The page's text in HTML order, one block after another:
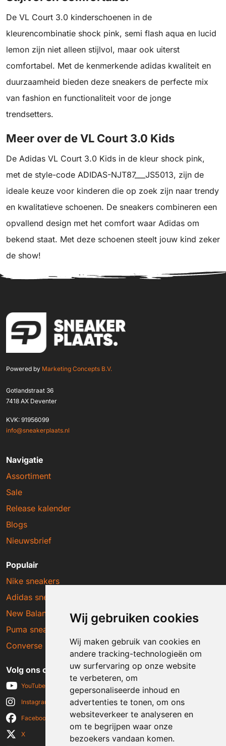
Wij gebruiken cookies
Wij maken gebruik van cookies en
andere tracking-technologieën om
uw surfervaring op onze website
te verbeteren, om
gepersonaliseerde inhoud en
advertenties te tonen, om ons
websiteverkeer te analyseren en
om te begrijpen waar onze
bezoekers vandaan komen.
De VL Court 3.0 kinderschoenen in de
kleurencombinatie shock pink, semi flash aqua en lucid
lemon zijn niet alleen stijlvol, maar ook uiterst
comfortabel. Met de kenmerkende adidas kwaliteit en
duurzaamheid bieden deze sneakers de perfecte mix
van fashion en functionaliteit voor de jonge
trendsetters.
Meer over de VL Court 3.0 Kids
De Adidas VL Court 3.0 Kids in de kleur shock pink,
met de style-code ADIDAS-NJT87___JS5013, zijn de
ideale keuze voor kinderen die op zoek zijn naar trendy
en kwalitatieve schoenen. De sneakers combineren een
opvallend design met het comfort waar Adidas om
bekend staat. Met deze schoenen steelt jouw kind zeker
de show!
Powered by Marketing Concepts B.V.
Gotlandstraat 36
7418 AX Deventer
KVK: 91956099
info@sneakerplaats.nl
Navigatie
Assortiment
Sale
Release kalender
Blogs
Nieuwsbrief
Populair
Nike sneakers
Adidas sneakers
New Balance sneakers
Puma sneakers
Converse sneakers
Volg ons op social media
YouTube
Instagram
Facebook
X